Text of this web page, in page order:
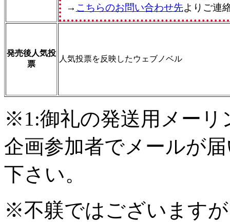
→ こちらのお問い合わせ先よりご連
発売後人気投
票
人気投票を反映したウェブノベル
※1:御礼の発送用メーリ
企画参加者でメールが
下さい。
※不躾ではございます